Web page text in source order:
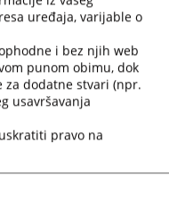
vijesti
uređaja, varijable o
i bez njih web
punom obimu, dok
za dodatne stvari (npr.
usavršavanja
pravo na